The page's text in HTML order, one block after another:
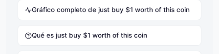
Gráfico completo de just buy $1 worth of this coin
Qué es just buy $1 worth of this coin